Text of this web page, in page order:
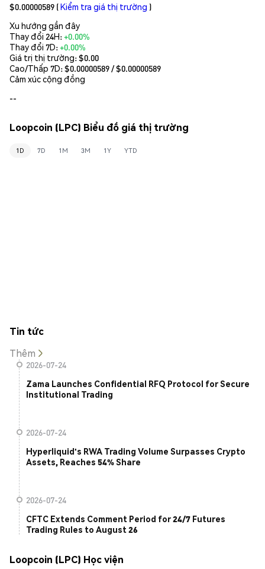
$0.00000589 (Kiểm tra giá thị trường )
Xu hướng gần đây
Thay đổi 24H:+0.00%
Thay đổi 7D:+0.00%
Giá trị thị trường:$0.00
Cao/Thấp 7D: $0.00000589/ $0.00000589
Cảm xúc cộng đồng
--
Loopcoin (LPC) Biểu đồ giá thị trường
1D 7D 1M 3M 1Y YTD
Tin tức
Thêm
2026-07-24
Zama Launches Confidential RFQ Protocol for Secure
Institutional Trading
2026-07-24
Hyperliquid's RWA Trading Volume Surpasses Crypto
Assets, Reaches 54% Share
2026-07-24
CFTC Extends Comment Period for 24/7 Futures
Trading Rules to August 26
Loopcoin (LPC) Học viện